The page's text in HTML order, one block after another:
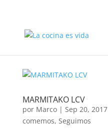
MARMITAKO LCV
por Marco| Sep 20, 2017
comemos, Seguimos